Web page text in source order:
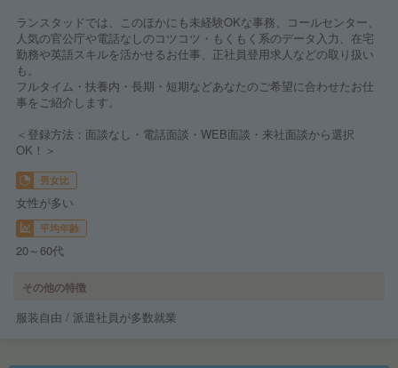
ランスタッドでは、このほかにも未経験OKな事務、コールセンター、
人気の官公庁や電話なしのコツコツ・もくもく系のデータ入力、在宅
勤務や英語スキルを活かせるお仕事、正社員登用求人などの取り扱い
も。
フルタイム・扶養内・長期・短期などあなたのご希望に合わせたお仕
事をご紹介します。
＜登録方法：面談なし・電話面談・WEB面談・来社面談から選択
OK！＞
男女比
女性が多い
平均年齢
20～60代
その他の特徴
服装自由 / 派遣社員が多数就業